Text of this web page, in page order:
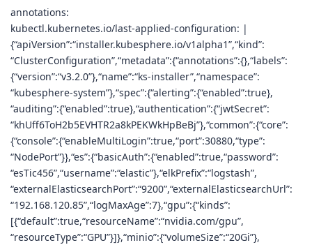
annotations:
kubectl.kubernetes.io/last-applied-configuration: |
{“apiVersion”:“installer.kubesphere.io/v1alpha1”,“kind”:
“ClusterConfiguration”,“metadata”:{“annotations”:{},“labels”:
{“version”:“v3.2.0”},“name”:“ks-installer”,“namespace”:
“kubesphere-system”},“spec”:{“alerting”:{“enabled”:true},
“auditing”:{“enabled”:true},“authentication”:{“jwtSecret”:
“khUff6ToH2b5EVHTR2a8kPEKWkHpBeBj”},“common”:{“core”:
{“console”:{“enableMultiLogin”:true,“port”:30880,“type”:
“NodePort”}},“es”:{“basicAuth”:{“enabled”:true,“password”:
“esTic456”,“username”:“elastic”},“elkPrefix”:“logstash”,
“externalElasticsearchPort”:“9200”,“externalElasticsearchUrl”:
“192.168.120.85”,“logMaxAge”:7},“gpu”:{“kinds”:
[{“default”:true,“resourceName”:“nvidia.com/gpu”,
“resourceType”:“GPU”}]},“minio”:{“volumeSize”:“20Gi”},